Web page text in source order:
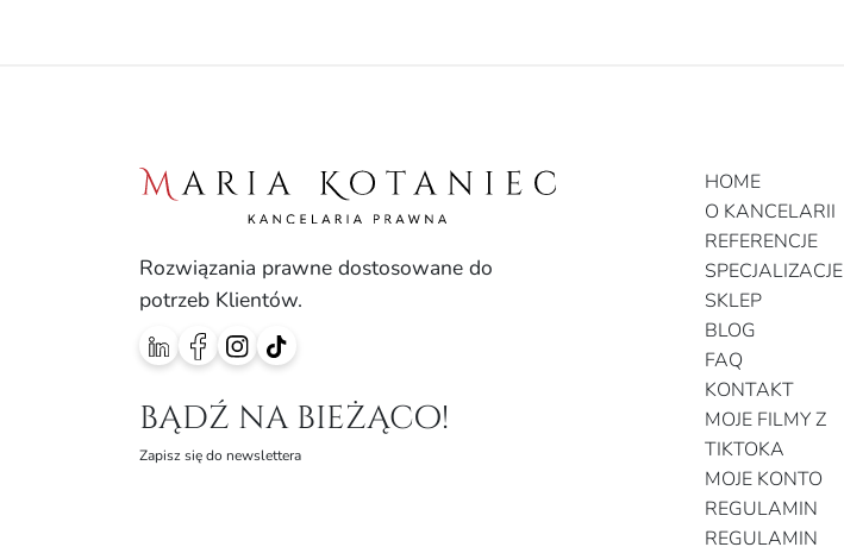
Rozwiązania prawne dostosowane do
potrzeb Klientów.
bądź na bieżąco!
Zapisz się do newslettera
HOME
O KANCELARII
REFERENCJE
SPECJALIZACJE
SKLEP
BLOG
FAQ
KONTAKT
MOJE FILMY Z
TIKTOKA
MOJE KONTO
REGULAMIN
REGULAMIN